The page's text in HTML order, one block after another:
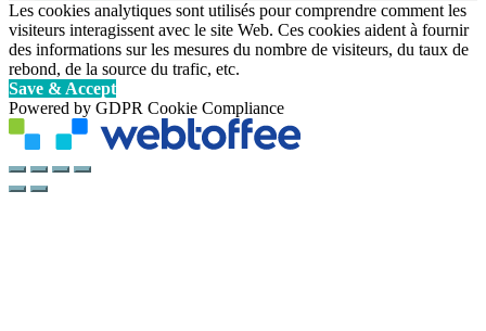
Les cookies analytiques sont utilisés pour comprendre comment les
visiteurs interagissent avec le site Web. Ces cookies aident à fournir
des informations sur les mesures du nombre de visiteurs, du taux de
rebond, de la source du trafic, etc.
Save & Accept
Powered by GDPR Cookie Compliance